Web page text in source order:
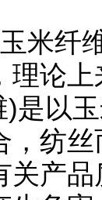
米纤
理论
)是以
，纺
关产